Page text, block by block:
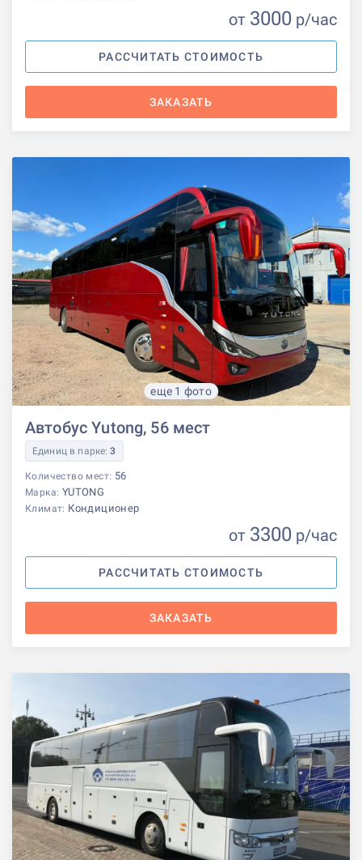
от 3000 р/час
РАССЧИТАТЬ СТОИМОСТЬ
ЗАКАЗАТЬ
еще 1 фото
Автобус Yutong, 56 мест
Единиц в парке:3
Количество мест: 56
Марка: YUTONG
Климат: Кондиционер
от 3300 р/час
РАССЧИТАТЬ СТОИМОСТЬ
ЗАКАЗАТЬ